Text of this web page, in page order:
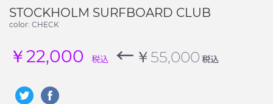
STOCKHOLM SURFBOARD CLUB
color: CHECK
￥22,000 税込 ← ￥55,000 税込